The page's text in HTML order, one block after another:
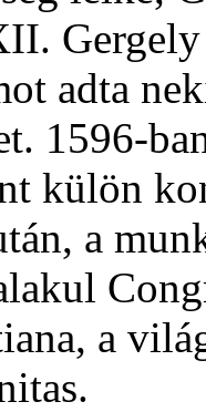
adta
1596-
külön
a
a